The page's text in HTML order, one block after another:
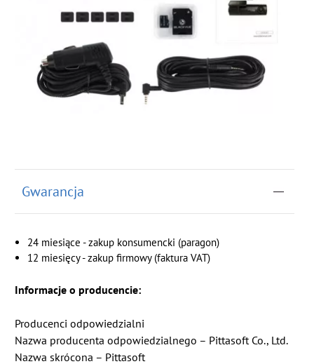
Gwarancja
24 miesiące - zakup konsumencki (paragon)
12 miesięcy - zakup firmowy (faktura VAT)
Informacje o producencie:
Producenci odpowiedzialni
Nazwa producenta odpowiedzialnego – Pittasoft Co., Ltd.
Nazwa skrócona – Pittasoft